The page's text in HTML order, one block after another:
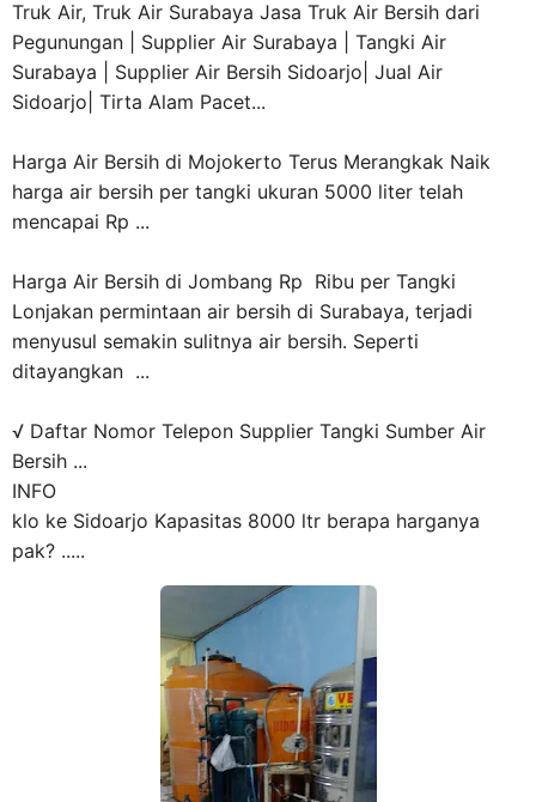
Truk Air, Truk Air Surabaya Jasa Truk Air Bersih dari
Pegunungan | Supplier Air Surabaya | Tangki Air
Surabaya | Supplier Air Bersih Sidoarjo| Jual Air
Sidoarjo| Tirta Alam Pacet...
Harga Air Bersih di Mojokerto Terus Merangkak Naik
harga air bersih per tangki ukuran 5000 liter telah
mencapai Rp ...
Harga Air Bersih di Jombang Rp Ribu per Tangki
Lonjakan permintaan air bersih di Surabaya, terjadi
menyusul semakin sulitnya air bersih. Seperti
ditayangkan ...
√ Daftar Nomor Telepon Supplier Tangki Sumber Air
Bersih ...
INFO
klo ke Sidoarjo Kapasitas 8000 ltr berapa harganya
pak? .....